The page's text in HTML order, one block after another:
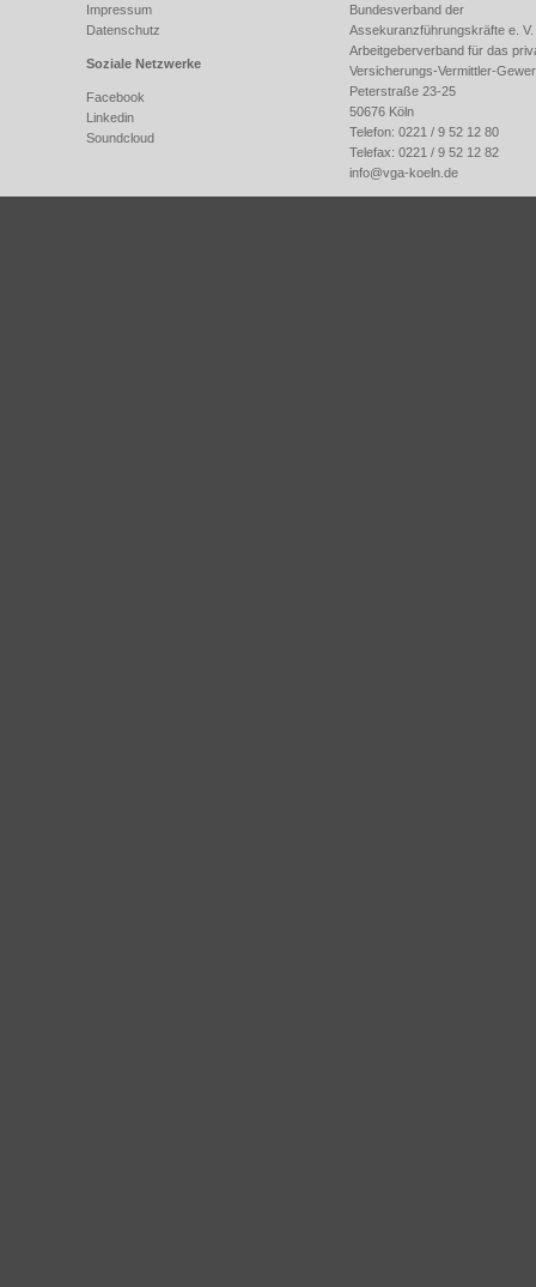
Impressum
Datenschutz
Soziale Netzwerke
Facebook
Linkedin
Soundcloud
Bundesverband der
Assekuranzführungskräfte e. V.
Arbeitgeberverband für das
Versicherungs-Vermittler-
Peterstraße 23-25
50676 Köln
Telefon: 0221 / 9 52 12 80
Telefax: 0221 / 9 52 12 82
info@vga-koeln.de